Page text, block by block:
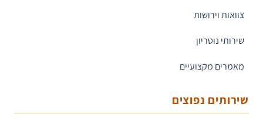
צוואות וירושות
שירותי נוטריון
מאמרים מקצועיים
שירותים נפוצים